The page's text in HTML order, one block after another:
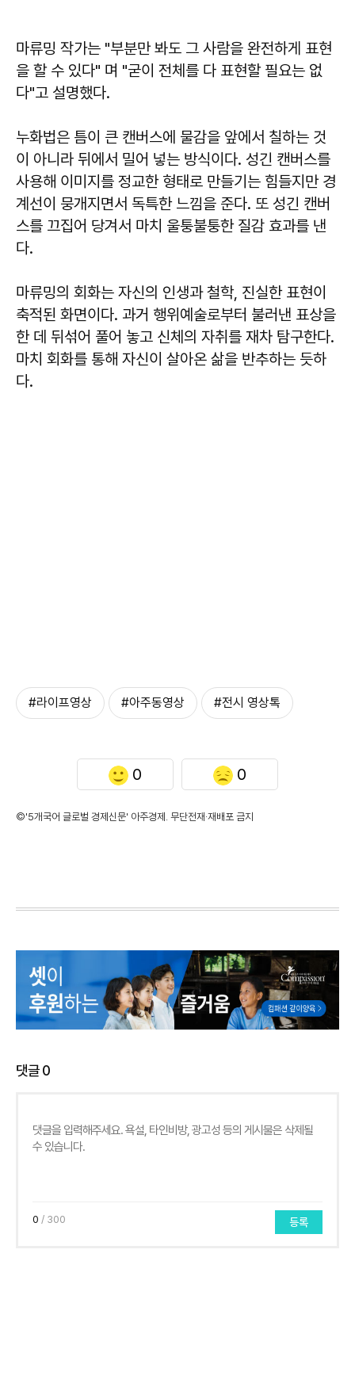
마류밍 작가는 "부분만 봐도 그 사람을 완전하게 표현
을 할 수 있다" 며 "굳이 전체를 다 표현할 필요는 없
다"고 설명했다.
누화법은 틈이 큰 캔버스에 물감을 앞에서 칠하는 것
이 아니라 뒤에서 밀어 넣는 방식이다. 성긴 캔버스를
사용해 이미지를 정교한 형태로 만들기는 힘들지만 경
계선이 뭉개지면서 독특한 느낌을 준다. 또 성긴 캔버
스를 끄집어 당겨서 마치 울퉁불퉁한 질감 효과를 낸
다.
마류밍의 회화는 자신의 인생과 철학, 진실한 표현이
축적된 화면이다. 과거 행위예술로부터 불러낸 표상을
한 데 뒤섞어 풀어 놓고 신체의 자취를 재차 탐구한다.
마치 회화를 통해 자신이 살아온 삶을 반추하는 듯하
다.
#라이프영상 #아주동영상 #전시 영상톡
0 0
©'5개국어 글로벌 경제신문' 아주경제. 무단전재·재배포 금지
댓글0
0 / 300 등록